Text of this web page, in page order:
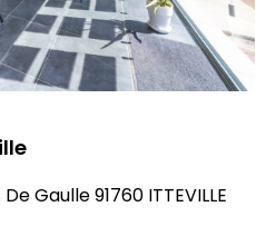
Gaulle 91760 ITTEVILLE